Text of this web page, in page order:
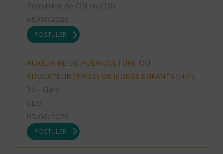
Possibilité de CDI ou CDD
08/06/2026
POSTULER
AUXILIAIRE DE PUERICULTURE OU
EDUCATEUR (TRICE) DE JEUNES ENFANTS (H/F)
30 - Gard
CDD
05/06/2026
POSTULER